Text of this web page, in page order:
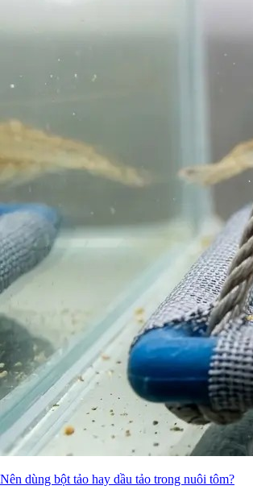
Nên dùng bột tảo hay dầu tảo trong nuôi tôm?